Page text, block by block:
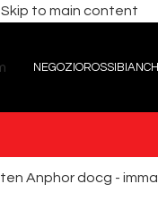
Skip to main content
NEGOZIOROSSI BIANCHI